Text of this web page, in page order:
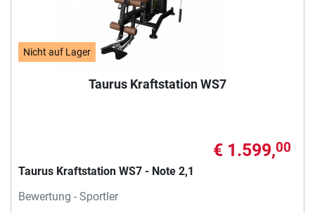
Nicht auf Lager
Taurus Kraftstation WS7
€ 1.599,00
Taurus Kraftstation WS7 - Note 2,1
Bewertung - Sportler